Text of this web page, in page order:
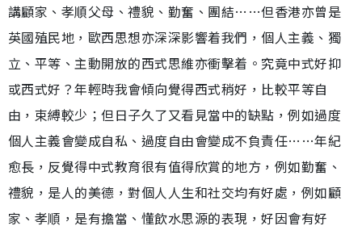
講顧家、孝順父母、禮貌、勤奮、團結……但香港亦曾是
英國殖民地，歐西思想亦深深影響着我們，個人主義、獨
立、平等、主動開放的西式思維亦衝擊着。究竟中式好抑
或西式好？年輕時我會傾向覺得西式稍好，比較平等自
由，束縛較少；但日子久了又看見當中的缺點，例如過度
個人主義會變成自私、過度自由會變成不負責任……年紀
愈長，反覺得中式教育很有值得欣賞的地方，例如勤奮、
禮貌，是人的美德，對個人人生和社交均有好處，例如顧
家、孝順，是有擔當、懂飲水思源的表現，好因會有好